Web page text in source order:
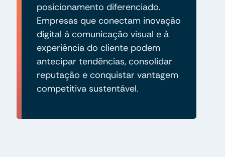
posicionamento diferenciado.
Empresas que conectam inovação
digital à comunicação visual e à
experiência do cliente podem
antecipar tendências, consolidar
reputação e conquistar vantagem
competitiva sustentável.